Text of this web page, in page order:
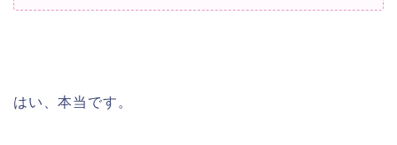
はい、本当です。